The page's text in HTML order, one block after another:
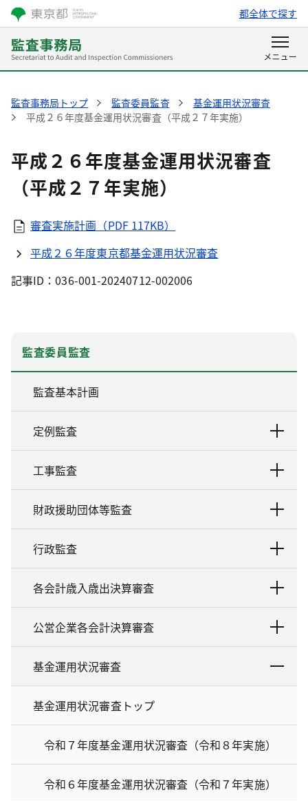
都全体で探す
監査事務局トップ 監査委員監査
基金運用状況審査
平成２６年度基金運用状況審査（平成２７年実施）
平成２６年度基金運用状況審査
（平成２７年実施）
審査実施計画（PDF 117KB）
平成２６年度東京都基金運用状況審査
記事ID：036-001-20240712-002006
監査委員監査
監査基本計画
定例監査
工事監査
財政援助団体等監査
行政監査
各会計歳入歳出決算審査
公営企業各会計決算審査
基金運用状況審査
基金運用状況審査トップ
令和７年度基金運用状況審査（令和８年実施）
令和６年度基金運用状況審査（令和７年実施）